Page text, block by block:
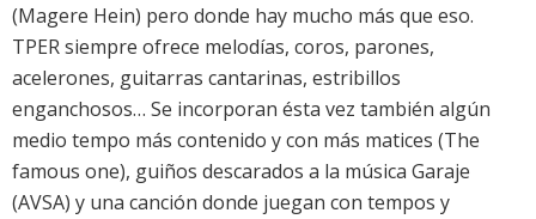
(Magere Hein) pero donde hay mucho más que eso.
TPER siempre ofrece melodías, coros, parones,
acelerones, guitarras cantarinas, estribillos
enganchosos… Se incorporan ésta vez también algún
medio tempo más contenido y con más matices (The
famous one), guiños descarados a la música Garaje
(AVSA) y una canción donde juegan con tempos y